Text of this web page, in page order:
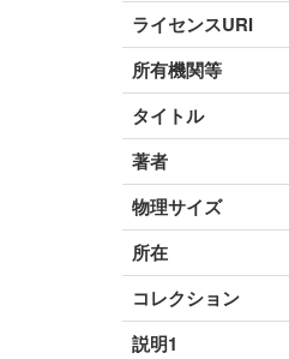
ライセンスURI
所有機関等
タイトル
著者
物理サイズ
所在
コレクション
説明1